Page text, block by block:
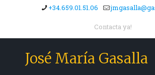
+34.659.01.51.06
Contacta ya!
José María Gasalla